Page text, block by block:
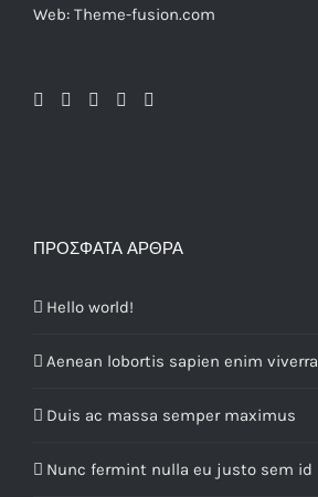
Web: Theme-fusion.com
ΠΡΌΣΦΑΤΑ ΆΡΘΡΑ
Hello world!
Aenean lobortis sapien enim viverra
Duis ac massa semper maximus
Nunc fermint nulla eu justo sem id